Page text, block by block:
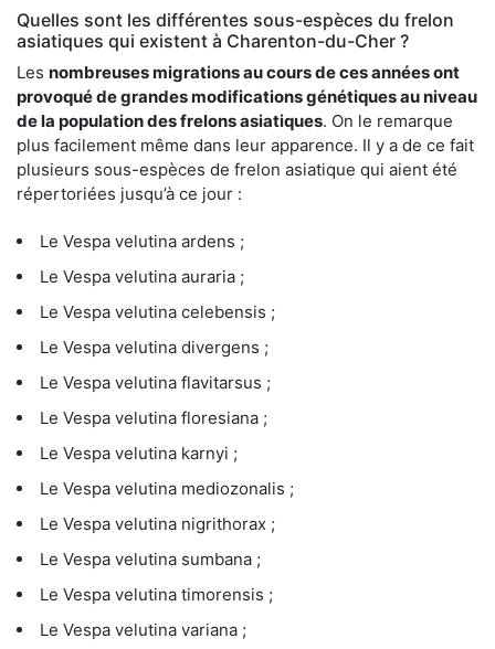
Quelles sont les différentes sous-espèces du frelon
asiatiques qui existent à Charenton-du-Cher ?
Les nombreuses migrations au cours de ces années ont
provoqué de grandes modifications génétiques au niveau
de la population des frelons asiatiques. On le remarque
plus facilement même dans leur apparence. Il y a de ce fait
plusieurs sous-espèces de frelon asiatique qui aient été
répertoriées jusqu’à ce jour :
Le Vespa velutina ardens ;
Le Vespa velutina auraria ;
Le Vespa velutina celebensis ;
Le Vespa velutina divergens ;
Le Vespa velutina flavitarsus ;
Le Vespa velutina floresiana ;
Le Vespa velutina karnyi ;
Le Vespa velutina mediozonalis ;
Le Vespa velutina nigrithorax ;
Le Vespa velutina sumbana ;
Le Vespa velutina timorensis ;
Le Vespa velutina variana ;